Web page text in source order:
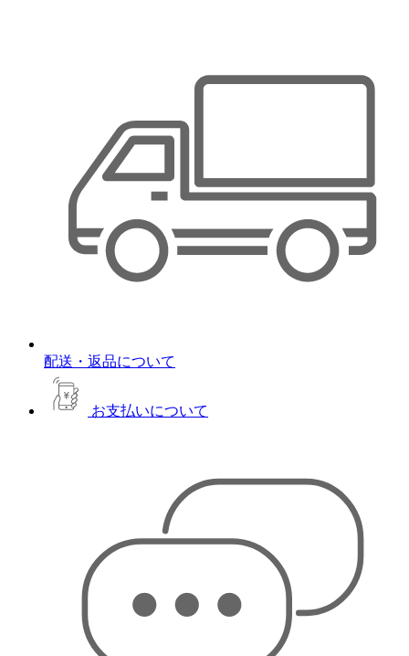
配送・返品について
お支払いについて